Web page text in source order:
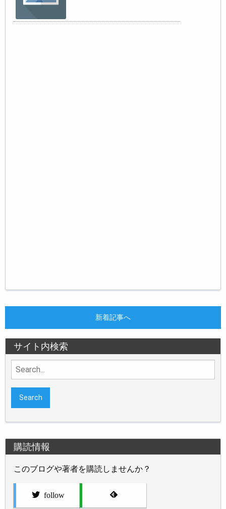
新着記事へ
サイト内検索
Search
for:
購読情報
このブログや著者を購読しませんか？
follow